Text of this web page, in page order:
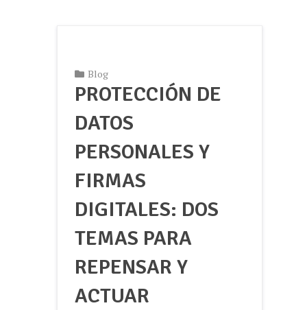
Blog
PROTECCIÓN DE
DATOS
PERSONALES Y
FIRMAS
DIGITALES: DOS
TEMAS PARA
REPENSAR Y
ACTUAR